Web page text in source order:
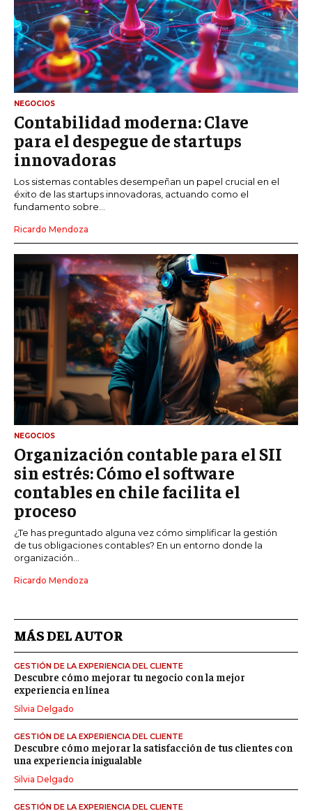
NEGOCIOS
Contabilidad moderna: Clave
para el despegue de startups
innovadoras
Los sistemas contables desempeñan un papel crucial en el
éxito de las startups innovadoras, actuando como el
fundamento sobre...
Ricardo Mendoza
NEGOCIOS
Organización contable para el SII
sin estrés: Cómo el software
contables en chile facilita el
proceso
¿Te has preguntado alguna vez cómo simplificar la gestión
de tus obligaciones contables? En un entorno donde la
organización...
Ricardo Mendoza
MÁS DEL AUTOR
GESTIÓN DE LA EXPERIENCIA DEL CLIENTE
Descubre cómo mejorar tu negocio con la mejor
experiencia en línea
Silvia Delgado
GESTIÓN DE LA EXPERIENCIA DEL CLIENTE
Descubre cómo mejorar la satisfacción de tus clientes con
una experiencia inigualable
Silvia Delgado
GESTIÓN DE LA EXPERIENCIA DEL CLIENTE